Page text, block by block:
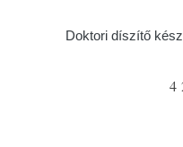
Doktori díszítő
4